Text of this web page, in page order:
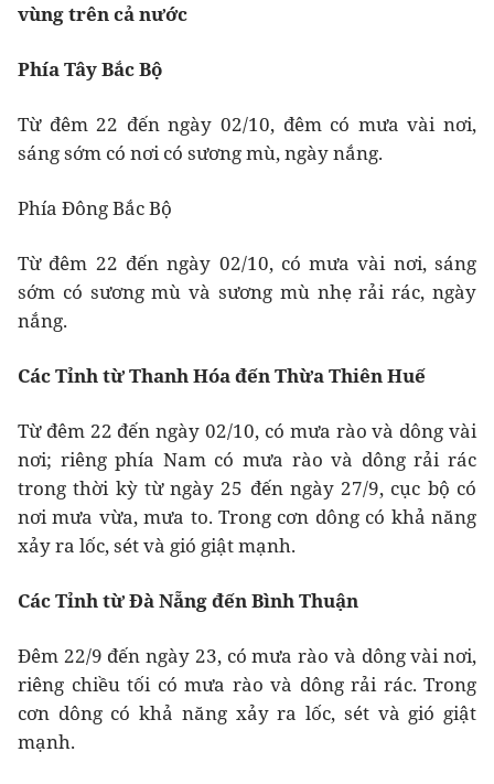
vùng trên cả nước
Phía Tây Bắc Bộ
Từ đêm 22 đến ngày 02/10, đêm có mưa vài nơi,
sáng sớm có nơi có sương mù, ngày nắng.
Phía Đông Bắc Bộ
Từ đêm 22 đến ngày 02/10, có mưa vài nơi, sáng
sớm có sương mù và sương mù nhẹ rải rác, ngày
nắng.
Các Tỉnh từ Thanh Hóa đến Thừa Thiên Huế
Từ đêm 22 đến ngày 02/10, có mưa rào và dông vài
nơi; riêng phía Nam có mưa rào và dông rải rác
trong thời kỳ từ ngày 25 đến ngày 27/9, cục bộ có
nơi mưa vừa, mưa to. Trong cơn dông có khả năng
xảy ra lốc, sét và gió giật mạnh.
Các Tỉnh từ Đà Nẵng đến Bình Thuận
Đêm 22/9 đến ngày 23, có mưa rào và dông vài nơi,
riêng chiều tối có mưa rào và dông rải rác. Trong
cơn dông có khả năng xảy ra lốc, sét và gió giật
mạnh.